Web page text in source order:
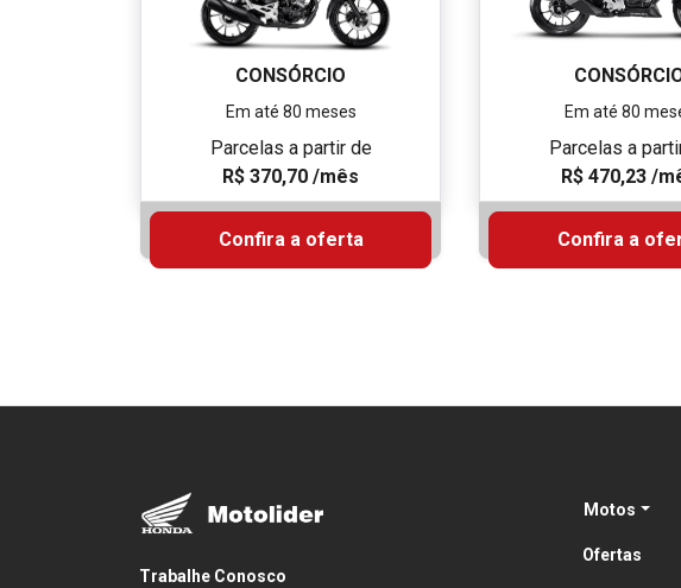
CONSÓRCIO
Em até 80 meses
Parcelas a partir de
R$ 370,70 /mês
Confira a oferta
Em até 80
Parcelas a
R$ 470,23 /
Confira a
Trabalhe Conosco
Motos
Ofertas